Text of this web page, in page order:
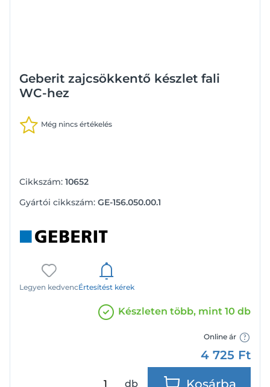
Geberit zajcsökkentő készlet fali
WC-hez
Még nincs értékelés
Cikkszám: 10652
Gyártói cikkszám: GE-156.050.00.1
Legyen kedvencÉrtesítést kérek
Készleten több, mint 10 db
Online ár
4 725 Ft
db Kosárba